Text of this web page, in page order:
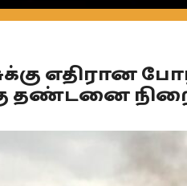
எதிரான
தண்டனை